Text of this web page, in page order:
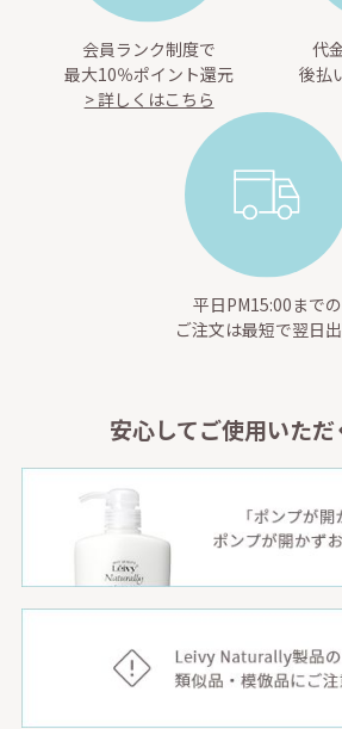
会員ランク制度で
最大10％ポイント還元
> 詳しくはこちら
代
後払
平日PM15:00までの
ご注文は最短で翌日
安心してご使用いた